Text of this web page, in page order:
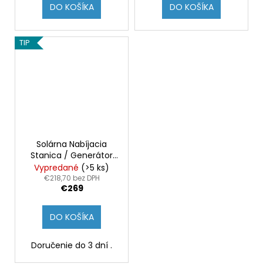
DO KOŠÍKA DO KOŠÍKA
TIP
Solárna Nabíjacia
Stanica / Generátor
600W BLUETTI EB3A,
268Wh LiFePO4
záložná batéria so
Vypredané (>5 ks)
€218,70 bez DPH
€269
DO KOŠÍKA
Doručenie do 3 dní .